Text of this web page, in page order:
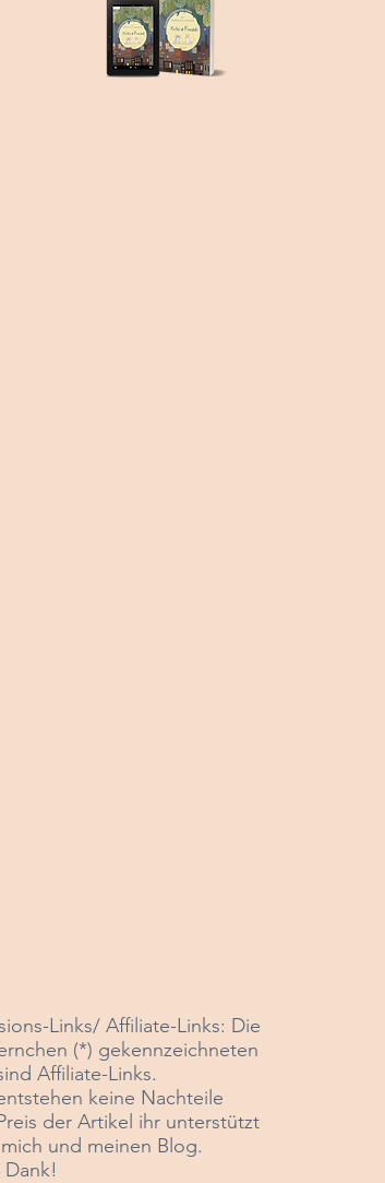
Links/ Affiliate-Links: Die
(*) gekennzeichneten
sind Affiliate-Links.
keine Nachteile
der Artikel ihr unterstützt
mich und meinen Blog.